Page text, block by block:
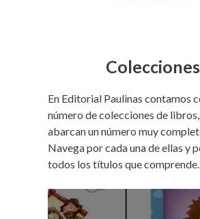
Colecciones
En Editorial Paulinas contamos
número de colecciones de
abarcan un número muy
Navega por cada una de ellas y
todos los títulos que comprende.